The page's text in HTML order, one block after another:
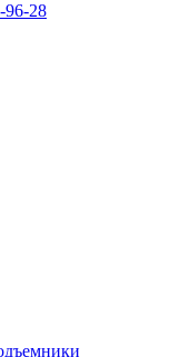
96-28